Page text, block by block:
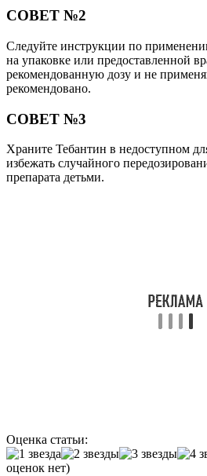
СОВЕТ №2
Следуйте инструкции по
на упаковке или предоставленной
рекомендованную дозу и не
рекомендовано.
СОВЕТ №3
Храните Тебантин в недоступном
избежать случайного
препарата детьми.
Оценка статьи:
оценок нет)